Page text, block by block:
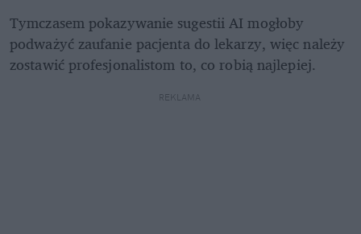
Tymczasem pokazywanie sugestii AI mogłoby
podważyć zaufanie pacjenta do lekarzy, więc należy
zostawić profesjonalistom to, co robią najlepiej.
REKLAMA